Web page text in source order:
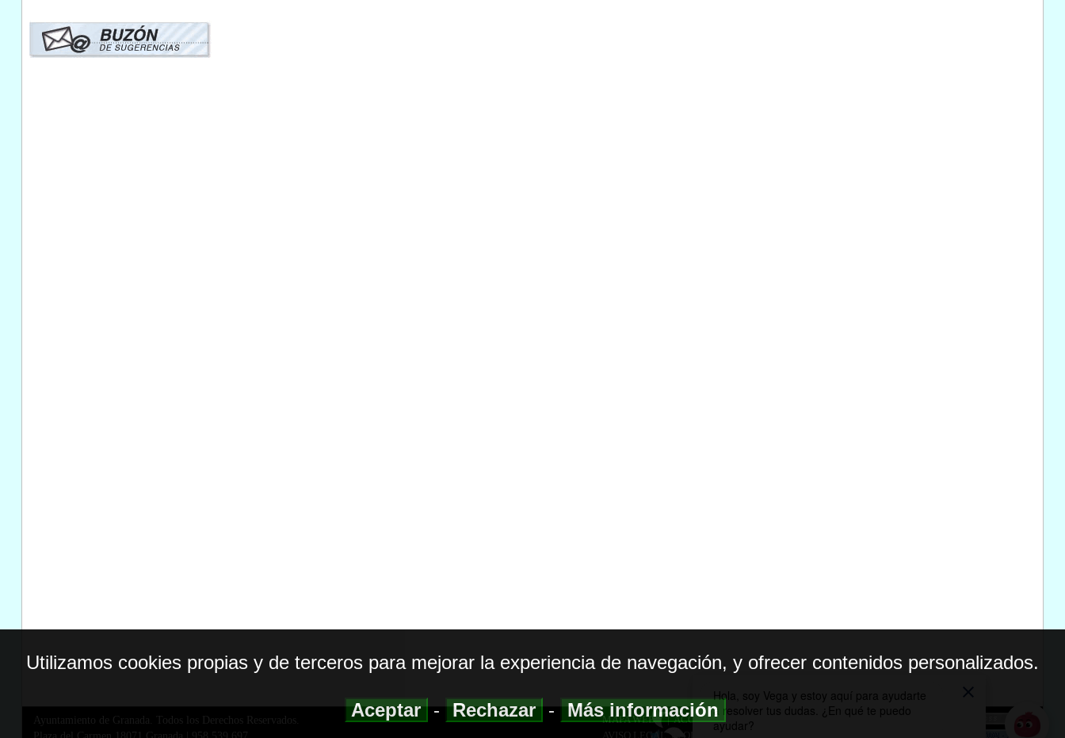
Ayuntamiento de Granada. Todos los Derechos Reservados.
MAPA WEB|ACCESIBILIDAD
AVISO LEGAL| POLITICA DE PRIVACIDAD
Utilizamos cookies propias y de terceros para mejorar la experiencia de navegación, y ofrecer contenidos personalizados.
Aceptar-Rechazar-Más información